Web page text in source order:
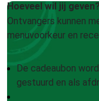
Hoeveel wil jij geven?
Ontvangers kunnen
menuvoorkeur en
De cadeaubon
gestuurd en als